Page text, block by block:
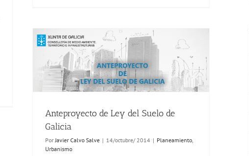
Anteproyecto de Ley del Suelo de
Galicia
Por Javier Calvo Salve | 14/octubre/ 2014 | Planeamiento
Urbanismo